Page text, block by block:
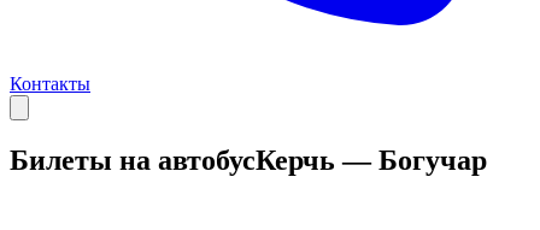
Контакты
Билеты на автобусКерчь — Богучар